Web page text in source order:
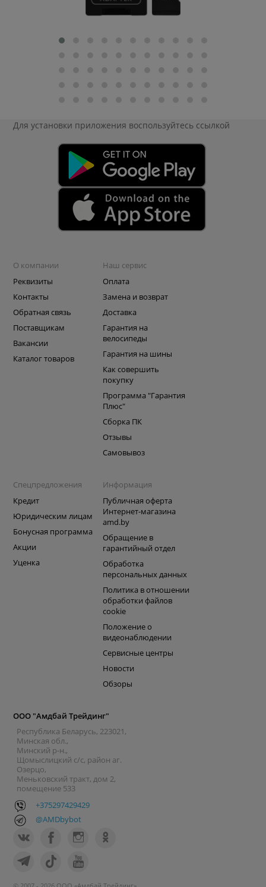
Для установки приложения воспользуйтесь ссылкой
О компании
Реквизиты
Контакты
Обратная связь
Поставщикам
Вакансии
Каталог товаров
Наш сервис
Оплата
Замена и возврат
Доставка
Гарантия на
велосипеды
Гарантия на шины
Как совершить
покупку
Программа "Гарантия
Плюс"
Сборка ПК
Отзывы
Самовывоз
Спецпредложения
Кредит
Юридическим лицам
Бонусная программа
Акции
Уценка
Информация
Публичная оферта
Интернет-магазина
amd.by
Обращение в
гарантийный отдел
Обработка
персональных данных
Политика в отношении
обработки файлов
cookie
Положение о
видеонаблюдении
Сервисные центры
Новости
Обзоры
ООО "Амдбай Трейдинг"
Республика Беларусь, 223021,
Минская обл.,
Минский р-н.,
Щомыслицкий с/с, район аг.
Озерцо,
Меньковский тракт, дом 2,
помещение 533
+375297429429
@AMDbybot